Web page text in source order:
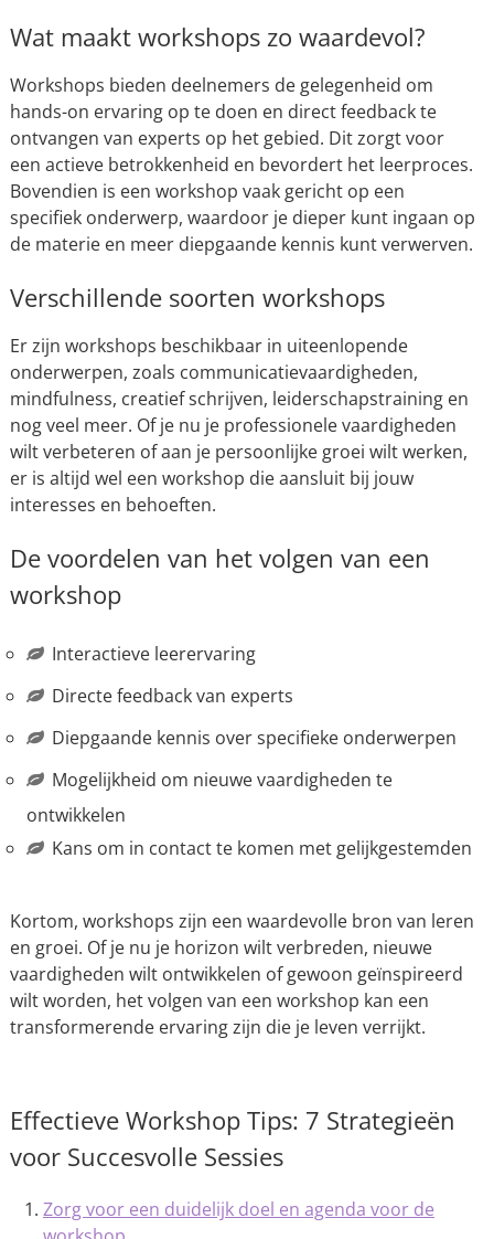
Wat maakt workshops zo waardevol?
Workshops bieden deelnemers de gelegenheid om
hands-on ervaring op te doen en direct feedback te
ontvangen van experts op het gebied. Dit zorgt voor
een actieve betrokkenheid en bevordert het leerproces.
Bovendien is een workshop vaak gericht op een
specifiek onderwerp, waardoor je dieper kunt ingaan op
de materie en meer diepgaande kennis kunt verwerven.
Verschillende soorten workshops
Er zijn workshops beschikbaar in uiteenlopende
onderwerpen, zoals communicatievaardigheden,
mindfulness, creatief schrijven, leiderschapstraining en
nog veel meer. Of je nu je professionele vaardigheden
wilt verbeteren of aan je persoonlijke groei wilt werken,
er is altijd wel een workshop die aansluit bij jouw
interesses en behoeften.
De voordelen van het volgen van een
workshop
Interactieve leerervaring
Directe feedback van experts
Diepgaande kennis over specifieke onderwerpen
Mogelijkheid om nieuwe vaardigheden te
ontwikkelen
Kans om in contact te komen met gelijkgestemden
Kortom, workshops zijn een waardevolle bron van leren
en groei. Of je nu je horizon wilt verbreden, nieuwe
vaardigheden wilt ontwikkelen of gewoon geïnspireerd
wilt worden, het volgen van een workshop kan een
transformerende ervaring zijn die je leven verrijkt.
Effectieve Workshop Tips: 7 Strategieën
voor Succesvolle Sessies
Zorg voor een duidelijk doel en agenda voor de